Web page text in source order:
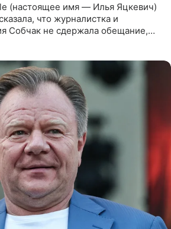
(настоящее имя — Илья Яцкевич)
что журналистка и
Собчак не сдержала обещание,